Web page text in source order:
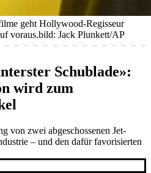
geht Hollywood-Regisseur
voraus.bild: Jack Plunkett/AP
Schublade»:
wird zum
von zwei abgeschossenen Jet-
– und den dafür favorisierten